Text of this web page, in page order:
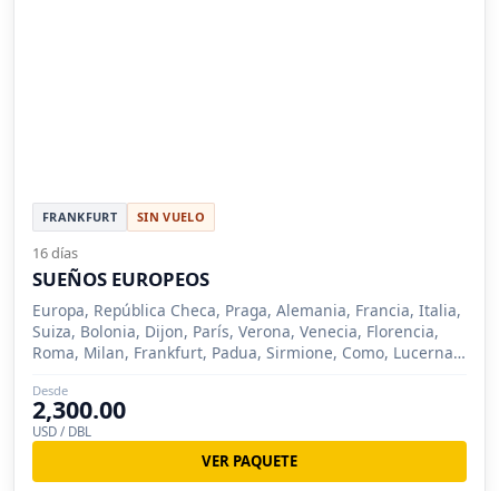
FRANKFURT SIN VUELO
16 días
SUEÑOS EUROPEOS
Europa, República Checa, Praga, Alemania, Francia, Italia,
Suiza, Bolonia, Dijon, París, Verona, Venecia, Florencia,
Roma, Milan, Frankfurt, Padua, Sirmione, Como, Lucerna,
Desde
2,300.00
USD / DBL
VER PAQUETE